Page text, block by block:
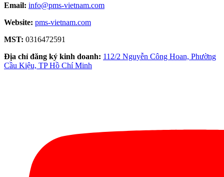
Email: info@pms-vietnam.com
Website: pms-vietnam.com
MST: 0316472591
Địa chỉ đăng ký kinh doanh: 112/2 Nguyễn Công Hoan, Phường
Cầu Kiệu, TP Hồ Chí Minh